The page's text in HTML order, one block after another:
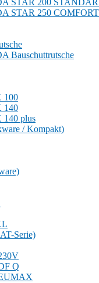
STAR 200
STAR 250 COMFORT
Bauschuttrutsche
100
140
plus
/ Kompakt)
Serie)
Q